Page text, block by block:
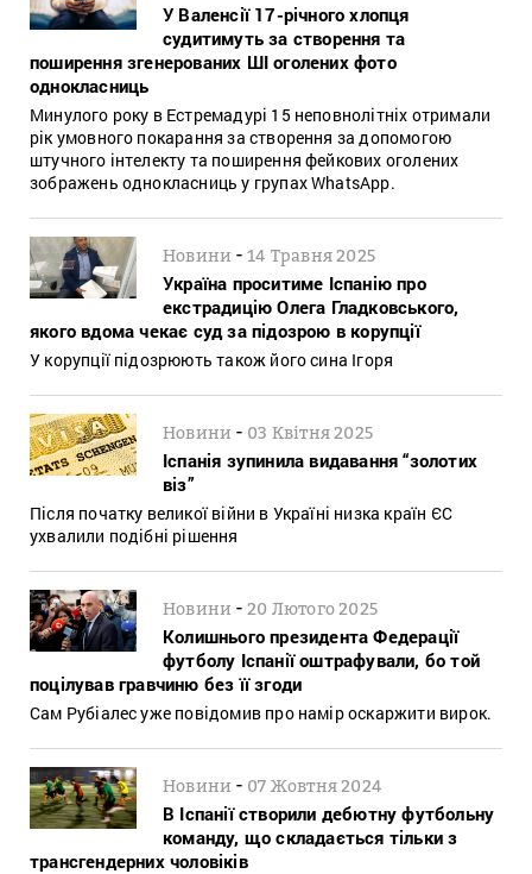
У Валенсії 17-річного хлопця
судитимуть за створення та
поширення згенерованих ШІ оголених фото
однокласниць
Минулого року в Естремадурі 15 неповнолітніх отримали
рік умовного покарання за створення за допомогою
штучного інтелекту та поширення фейкових оголених
зображень однокласниць у групах WhatsApp.
Новини -14 Травня 2025
Україна проситиме Іспанію про
екстрадицію Олега Гладковського,
якого вдома чекає суд за підозрою в корупції
У корупції підозрюють також його сина Ігоря
Новини - 03 Квітня 2025
Іспанія зупинила видавання “золотих
віз”
Після початку великої війни в Україні низка країн ЄС
ухвалили подібні рішення
Новини -20 Лютого 2025
Колишнього президента Федерації
футболу Іспанії оштрафували, бо той
поцілував гравчиню без її згоди
Сам Рубіалес уже повідомив про намір оскаржити вирок.
Новини - 07 Жовтня 2024
В Іспанії створили дебютну футбольну
команду, що складається тільки з
трансгендерних чоловіків